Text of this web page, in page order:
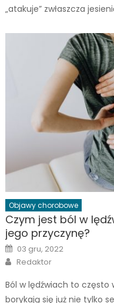
„atakuje” zwłaszcza
Objawy chorobowe
Czym jest ból w
jego przyczynę?
Posted
on
03 gru, 2022
Author
Redaktor
Ból w lędźwiach to
borykają się już nie tylko